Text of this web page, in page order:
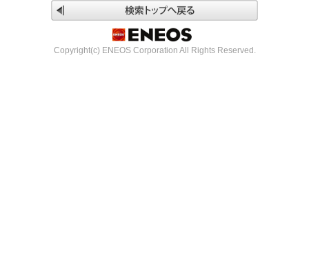
Copyright(c) ENEOS Corporation All Rights Reserved.